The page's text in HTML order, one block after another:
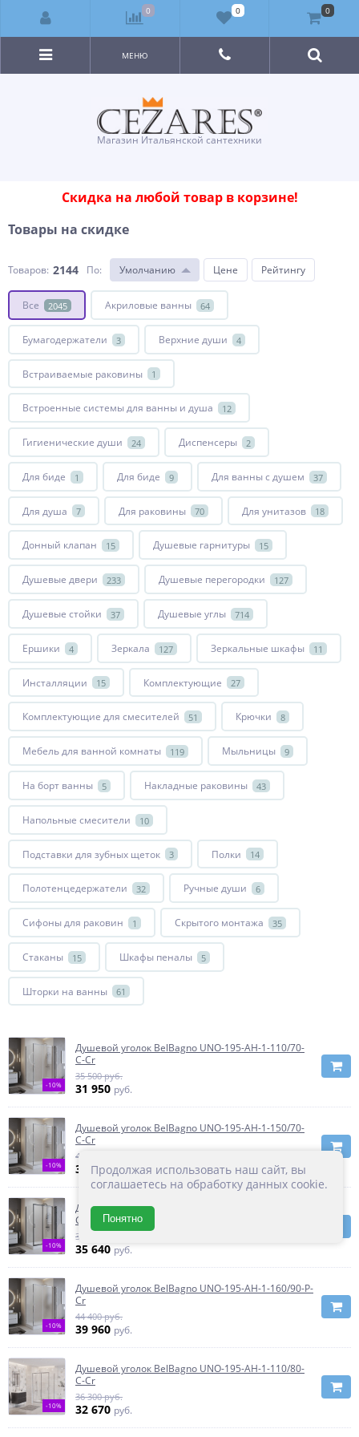
Магазин Итальянской сантехники
МЕНЮ
Скидка на любой товар в корзине!
Товары на скидке
Товаров: 2144 По: Умолчанию Цене Рейтингу
Все 2045 Акриловые ванны 64
Бумагодержатели 3 Верхние души 4
Встраиваемые раковины 1
Встроенные системы для ванны и душа 12
Гигиенические души 24 Диспенсеры 2
Для биде 1 Для биде 9 Для ванны с душем 37
Для душа 7 Для раковины 70 Для унитазов 18
Донный клапан 15 Душевые гарнитуры 15
Душевые двери 233 Душевые перегородки 127
Душевые стойки 37 Душевые углы 714
Ершики 4 Зеркала 127 Зеркальные шкафы 11
Инсталляции 15 Комплектующие 27
Комплектующие для смесителей 51 Крючки 8
Мебель для ванной комнаты 119 Мыльницы 9
На борт ванны 5 Накладные раковины 43
Напольные смесители 10
Подставки для зубных щеток 3 Полки 14
Полотенцедержатели 32 Ручные души 6
Сифоны для раковин 1 Скрытого монтажа 35
Стаканы 15 Шкафы пеналы 5
Шторки на ванны 61
-10%
Душевой уголок BelBagno UNO-195-AH-1-110/70-
C-Cr
35 500 руб.
31 950 руб.
-10%
Душевой уголок BelBagno UNO-195-AH-1-150/70-
C-Cr
40 100 руб.
36 090руб.
-10%
Душевой уголок BelBagno UNO-195-AH-1-110/90-
C-NERO
39 600 руб.
35 640 руб.
-10%
Душевой уголок BelBagno UNO-195-AH-1-160/90-P-
Cr
44 400 руб.
39 960 руб.
-10%
Душевой уголок BelBagno UNO-195-AH-1-110/80-
C-Cr
36 300 руб.
32 670 руб.
0 0 0
Продолжая использовать наш сайт, вы
соглашаетесь на обработку данных cookie.
Понятно